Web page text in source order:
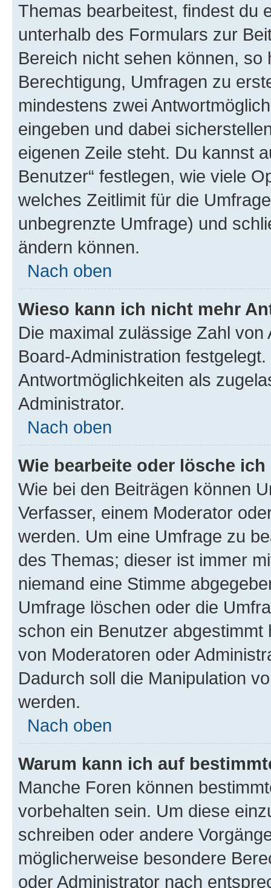
Themas bearbeitest, findest du
unterhalb des Formulars zur
Bereich nicht sehen können,
Berechtigung, Umfragen zu
mindestens zwei
eingeben und dabei
eigenen Zeile steht. Du kannst
Benutzer“ festlegen, wie viele
welches Zeitlimit für die
unbegrenzte Umfrage) und
ändern können.
Nach oben
Wieso kann ich nicht mehr
Die maximal zulässige Zahl
Board-Administration
Antwortmöglichkeiten als
Administrator.
Nach oben
Wie bearbeite oder lösche
Wie bei den Beiträgen können
Verfasser, einem Moderator
werden. Um eine Umfrage zu
des Themas; dieser ist immer
niemand eine Stimme
Umfrage löschen oder die
schon ein Benutzer
von Moderatoren oder
Dadurch soll die Manipulation
werden.
Nach oben
Warum kann ich auf
Manche Foren können
vorbehalten sein. Um diese
schreiben oder andere
möglicherweise besondere
oder Administrator nach